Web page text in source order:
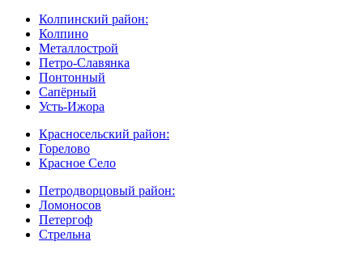
Колпинский район:
Колпино
Металлострой
Петро-Славянка
Понтонный
Сапёрный
Усть-Ижора
Красносельский район:
Горелово
Красное Село
Петродворцовый район:
Ломоносов
Петергоф
Стрельна